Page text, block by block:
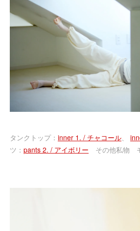
タンクトップ： inner 1. / チャコール
ツ： pants 2. / アイボリー その他私物